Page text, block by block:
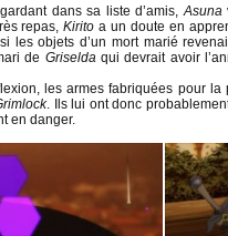
dans sa liste d’amis,Asuna
repas,Kirito a un doute en
les objets d’un mort marié
de Griseldaqui devrait avoir
les armes fabriquées pour
. Ils lui ont donc
en danger.